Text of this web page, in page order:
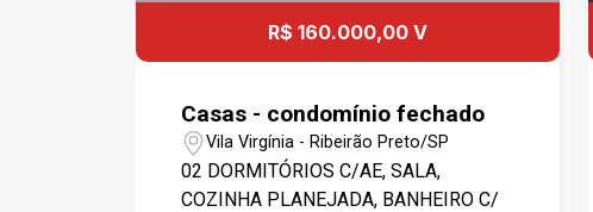
R$ 160.000,00 V
Casas - condomínio fechado
Vila Virgínia - Ribeirão Preto/SP
02 DORMITÓRIOS C/AE, SALA,
COZINHA PLANEJADA, BANHEIRO C/